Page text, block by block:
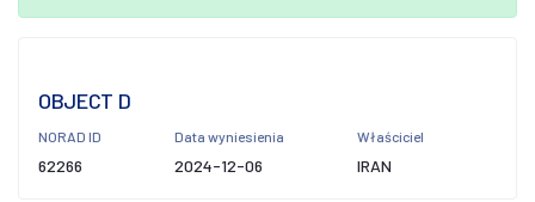
OBJECT D
NORAD ID
62266
Data wyniesienia
2024-12-06
Właściciel
IRAN